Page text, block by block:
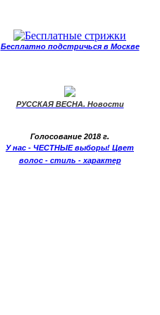
Бесплатно подстричься в Москве
РУССКАЯ ВЕСНА. Новости
Голосование 2018 г.
У нас - ЧЕСТНЫЕ выборы! Цвет
волос - стиль - характер